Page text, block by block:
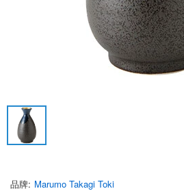
品牌 Marumo Takagi Toki